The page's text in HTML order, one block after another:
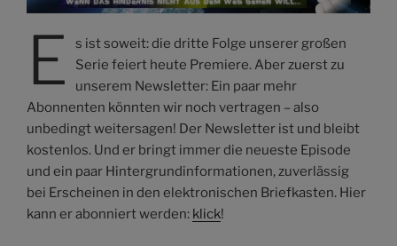
E
s ist soweit: die dritte Folge unserer großen
Serie feiert heute Premiere. Aber zuerst zu
unserem Newsletter: Ein paar mehr
Abonnenten könnten wir noch vertragen – also
unbedingt weitersagen! Der Newsletter ist und bleibt
kostenlos. Und er bringt immer die neueste Episode
und ein paar Hintergrundinformationen, zuverlässig
bei Erscheinen in den elektronischen Briefkasten. Hier
kann er abonniert werden: klick!